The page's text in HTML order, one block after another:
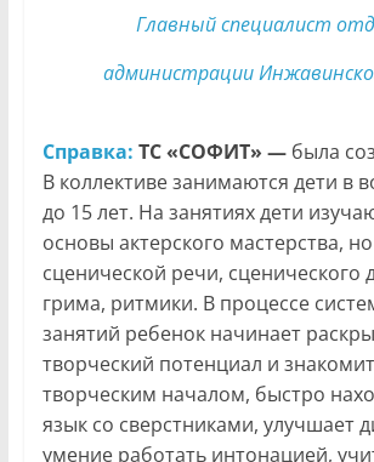
Главный специалист
администрации
Справка: ТС «СОФИТ» — была
В коллективе занимаются дети в
до 15 лет. На занятиях дети
основы актерского мастерства,
сценической речи, сценического
грима, ритмики. В процессе
занятий ребенок начинает
творческий потенциал и
творческим началом, быстро
язык со сверстниками, улучшает
умение работать интонацией,